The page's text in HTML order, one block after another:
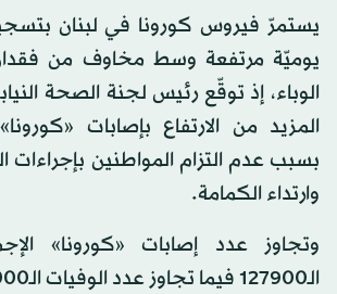
يستمرّ فيروس كورونا في لبنان
يوميّة مرتفعة وسط مخاوف من
الوباء، إذ توقّع رئيس لجنة الصحة
المزيد من الارتفاع بإصابات
بسبب عدم التزام المواطنين بإجراءات
وارتداء الكمامة.
وتجاوز عدد إصابات «كورونا»
الـ127900 فيما تجاوز عدد الوفيات الـ1000.